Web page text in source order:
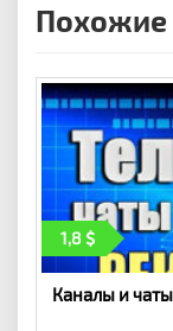
Похожие
1,8
Каналы и